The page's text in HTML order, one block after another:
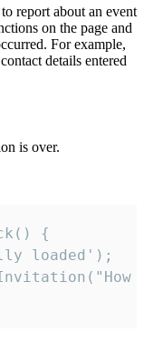
report about an event
on the page and
For example,
details entered
is over.
{
loaded');